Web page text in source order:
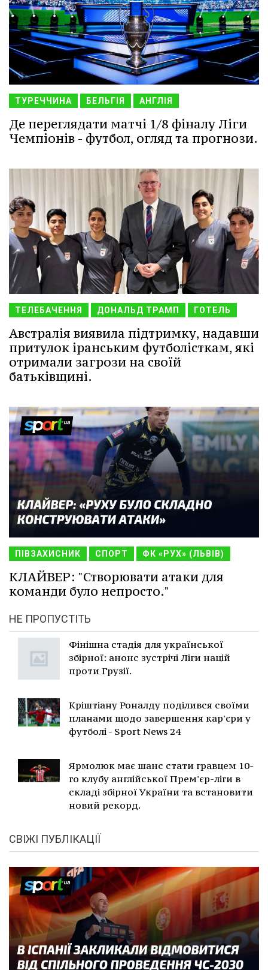
ТУРЕЧЧИНА БЕЛЬГІЯ АНГЛІЯ
Де переглядати матчі 1/8 фіналу Ліги
Чемпіонів - футбол, огляд та прогнози.
ТЕЛЕБАЧЕННЯ ДОНАЛЬД ТРАМП ГОТЕЛЬ
Австралія виявила підтримку, надавши
притулок іранським футболісткам, які
отримали загрози на своїй
батьківщині.
ПІВЗАХИСНИК СПОРТ ФК «РУХ» (ЛЬВІВ)
КЛАЙВЕР: "Створювати атаки для
команди було непросто."
НЕ ПРОПУСТІТЬ
Фінішна стадія для української
збірної: анонс зустрічі Ліги націй
проти Грузії.
Кріштіану Роналду поділився своїми
планами щодо завершення кар'єри у
футболі - Sport News 24
Ярмолюк має шанс стати гравцем 10-
го клубу англійської Прем'єр-ліги в
складі збірної України та встановити
новий рекорд.
СВІЖІ ПУБЛІКАЦІЇ